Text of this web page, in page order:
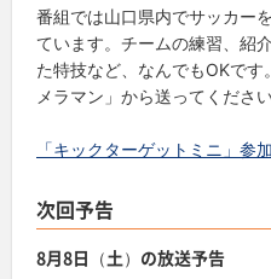
番組では山口県内でサッカー
ています。チームの練習、紹
た特技など、なんでもOKで
メラマン」から送ってください
「キックターゲットミニ」参
次回予告
8月8日（土）の放送予告